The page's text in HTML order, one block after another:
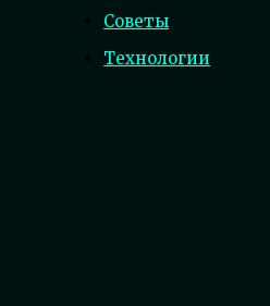
Советы
Технологии